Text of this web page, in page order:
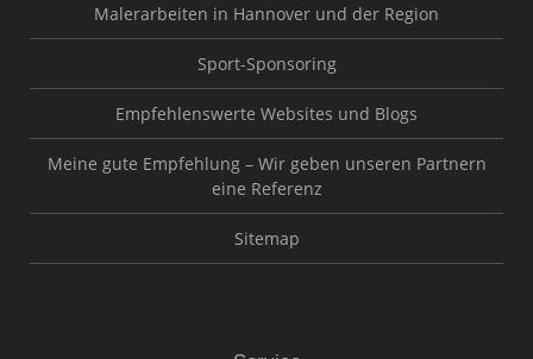
Malerarbeiten in Hannover und der Region
Sport-Sponsoring
Empfehlenswerte Websites und Blogs
Meine gute Empfehlung – Wir geben unseren Partnern
eine Referenz
Sitemap